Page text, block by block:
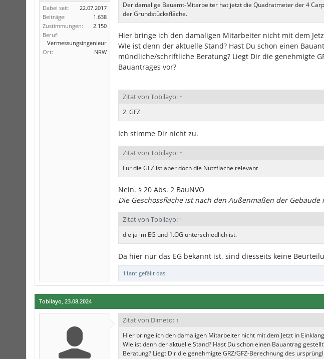
Dabei seit:
22.07.2017
Beiträge:
1.638
Zustimmungen:
2.150
Beruf:
Vermessungsingenieur
Ort:
NRW
Der damalige Bauamt-Mitarbeiter hat jetzt die Quadratmeter der 4
der Grundstücksfläche.
Hier bringe ich den damaligen Mitarbeiter nicht mit dem
WIe ist denn der aktuelle Stand? Hast Du schon einen
mündliche/schriftliche Beratung? Liegt Dir die genehmigte
Bauantrages vor?
Zitat von Tobilayo: ↑
2. GFZ
Ich stimme Dir nicht zu.
Zitat von Tobilayo: ↑
Für die GFZ ist aber doch die Nutzfläche relevant
Nein. § 20 Abs. 2 BauNVO
Die Geschossfläche ist nach den Außenmaßen der
Zitat von Tobilayo: ↑
die ja im EG und 1.OG unterschiedlich ist.
Da hier nur das EG bekannt ist, sind diesseits keine
11ant gefällt das.
Tobilayo, 23.08.2024
Zitat von Dimeto: ↑
Hier bringe ich den damaligen Mitarbeiter nicht mit dem Jetzt in
WIe ist denn der aktuelle Stand? Hast Du schon einen Bauantrag
Beratung? Liegt Dir die genehmigte GRZ/GFZ-Berechnung des